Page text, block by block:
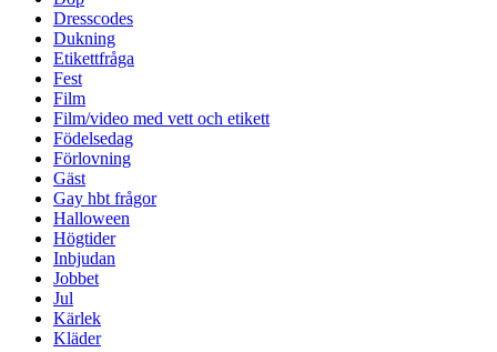
Dresscodes
Dukning
Etikettfråga
Fest
Film
Film/video med vett och etikett
Födelsedag
Förlovning
Gäst
Gay hbt frågor
Halloween
Högtider
Inbjudan
Jobbet
Jul
Kärlek
Kläder